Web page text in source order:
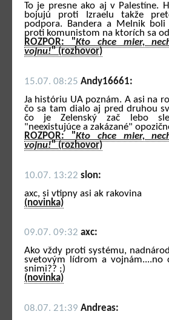
To je presne ako aj v Palestíne.
bojujú proti Izraelu takže
podpora. Bandera a Melnik
proti komunistom na ktorích sa
ROZPOR: "Kto chce mier,
vojnu!" (rozhovor)
15.07. 08:25 Andy16661:
Ja históriu UA poznám. A asi na
čo sa tam dialo aj pred druhou
čo je Zelenský zač lebo
"neexistujúce a zakázané"
ROZPOR: "Kto chce mier,
vojnu!" (rozhovor)
10.07. 13:22 slon:
axc, si vtipny asi ak rakovina
(novinka)
09.07. 09:32 axc:
Ako vždy proti systému,
svetovým lídrom a vojnám....no
snimi?? ;)
(novinka)
08.07. 21:39 Andreas: